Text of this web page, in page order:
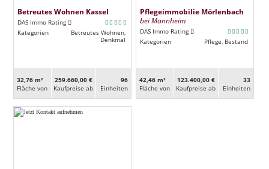
Betreutes Wohnen Kassel
DAS Immo Rating
Kategorien
Betreutes Wohnen,
Denkmal
32,76 m²
Fläche von
259.660,00 €
Kaufpreise ab
96
Ein­heiten
Pflegeimmobilie Mörlenbach
bei Mannheim
DAS Immo Rating
Kategorien
Pflege, Bestand
42,46 m²
Fläche von
123.400,00 €
Kaufpreise ab
33
Ein­heiten